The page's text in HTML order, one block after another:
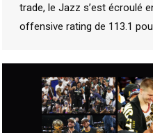
trade, le Jazz s’est écroulé
offensive rating de 113.1